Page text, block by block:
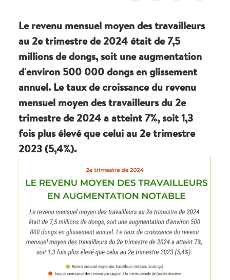
Le revenu mensuel moyen des travailleurs
au 2e trimestre de 2024 était de 7,5
millions de dongs, soit une augmentation
d'environ 500 000 dongs en glissement
annuel. Le taux de croissance du revenu
mensuel moyen des travailleurs du 2e
trimestre de 2024 a atteint 7%, soit 1,3
fois plus élevé que celui au 2e trimestre
2023 (5,4%).